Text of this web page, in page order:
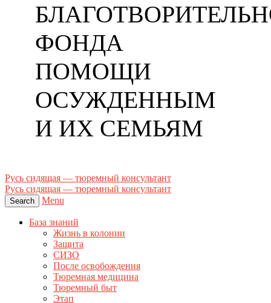
ФОНДА
ПОМОЩИ
ОСУЖДЕННЫМ
И ИХ СЕМЬЯМ
Русь сидящая — тюремный консультант
Русь сидящая — тюремный консультант
Search Menu
База знаний
Жизнь в колонии
Защита
СИЗО
После освобождения
Тюремная медицина
Тюремный быт
Этап